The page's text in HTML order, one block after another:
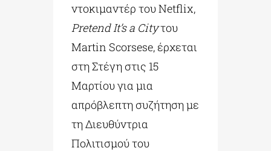
ντοκιμαντέρ του Netflix,
Pretend It’s a Cityτου
Martin Scorsese, έρχεται
στη Στέγη στις 15
Μαρτίου για μια
απρόβλεπτη συζήτηση με
τη Διευθύντρια
Πολιτισμού του